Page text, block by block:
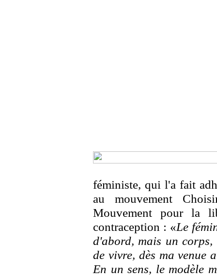
féministe, qui l'a fait
au mouvement
Mouvement pour la
contraception : «Le
d'abord, mais un
de vivre, dès ma venue
En un sens, le modèle